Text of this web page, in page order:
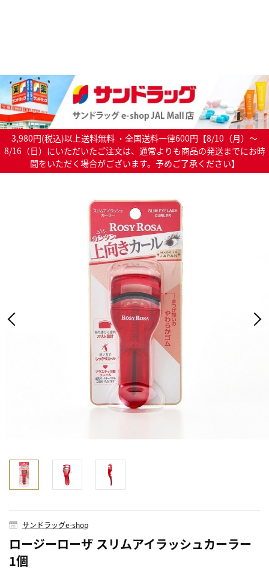
3,980円(税込)以上送料無料 ・全国送料一律600円【8/10（月）～
8/16（日）にいただいたご注文は、通常よりも商品の発送までにお時
間をいただく場合がございます。予めご了承ください】
サンドラッグe-shop
ロージーローザ スリムアイラッシュカーラー
1個